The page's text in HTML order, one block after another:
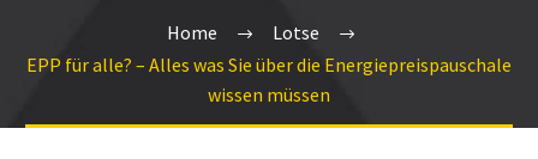
Home
Lotse
EPP für alle? – Alles was Sie über die Energiepreispauschale
wissen müssen